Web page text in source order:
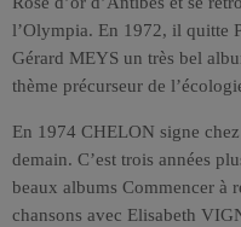
l’Olympia. En 1972, il quitte
Gérard MEYS un très bel
thème précurseur de
En 1974 CHELON signe
demain. C’est trois années
beaux albums Commencer à
chansons avec Elisabeth